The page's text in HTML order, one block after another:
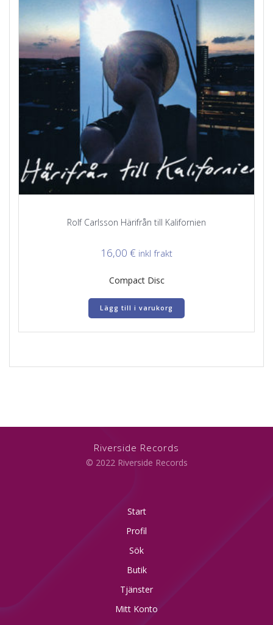
Rolf Carlsson Härifrån till Kalifornien
16,00 € inkl frakt
Compact Disc
Lägg till i varukorg
Riverside Records
© 2022 Riverside Records
Start
Profil
Sök
Butik
Tjänster
Mitt Konto